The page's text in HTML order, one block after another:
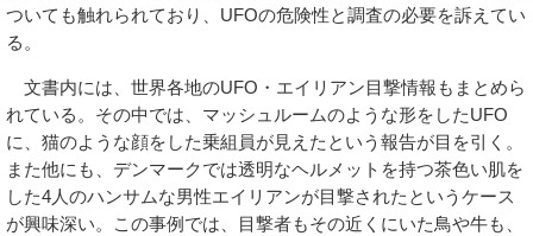
ついても触れられており、UFOの危険性と調査の必要を訴えてい
る。
文書内には、世界各地のUFO・エイリアン目撃情報もまとめら
れている。その中では、マッシュルームのような形をしたUFO
に、猫のような顔をした乗組員が見えたという報告が目を引く。
また他にも、デンマークでは透明なヘルメットを持つ茶色い肌を
した4人のハンサムな男性エイリアンが目撃されたというケース
が興味深い。この事例では、目撃者もその近くにいた鳥や牛も、